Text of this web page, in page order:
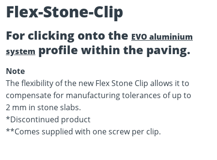
Flex-Stone-Clip
For clicking onto the EVO aluminium
system profile within the paving.
Note
The flexibility of the new Flex Stone Clip allows it to
compensate for manufacturing tolerances of up to
2 mm in stone slabs.
*Discontinued product
**Comes supplied with one screw per clip.